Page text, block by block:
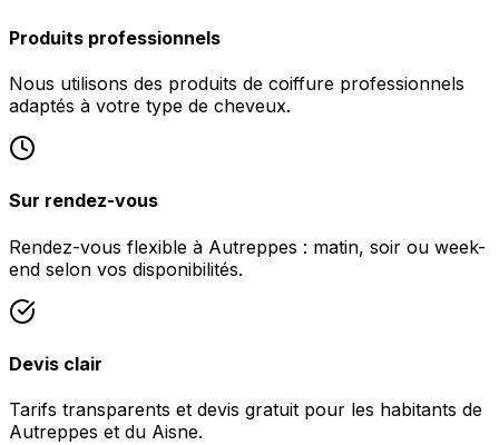
Produits professionnels
Nous utilisons des produits de coiffure professionnels
adaptés à votre type de cheveux.
Sur rendez-vous
Rendez-vous flexible à Autreppes : matin, soir ou week-
end selon vos disponibilités.
Devis clair
Tarifs transparents et devis gratuit pour les habitants de
Autreppes et du Aisne.